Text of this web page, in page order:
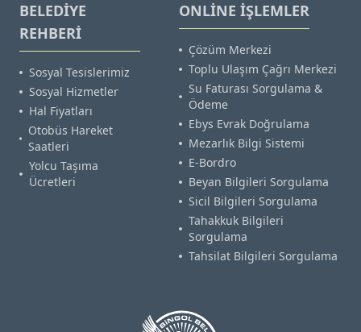
BELEDİYE
REHBERİ
Sosyal Tesislerimiz
Sosyal Hizmetler
Hal Fiyatları
Otobüs Hareket
Saatleri
Yolcu Taşıma
Ücretleri
ONLİNE İŞLEMLER
Çözüm Merkezi
Toplu Ulaşım Çağrı Merkezi
Su Faturası Sorgulama &
Ödeme
Ebys Evrak Doğrulama
Mezarlık Bilgi Sistemi
E-Bordro
Beyan Bilgileri Sorgulama
Sicil Bilgileri Sorgulama
Tahakkuk Bilgileri
Sorgulama
Tahsilat Bilgileri Sorgulama